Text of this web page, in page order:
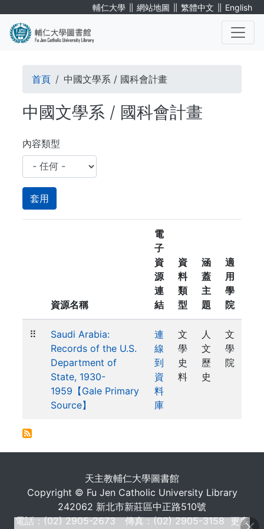
輔仁大學 ∥ 網站地圖 ∥ 繁體中文 ∥ English
導
航
連
結
首頁 中國文學系 / 國科會計畫
中國文學系 / 國科會計畫
內容類型
資源名稱
電
子
資
源
連
結
資
料
類
型
涵
蓋
主
題
適
用
學
院
⠿
Saudi Arabia:
Records of the U.S.
Department of
State, 1930-
1959【Gale Primary
Source】
連
線
到
資
料
庫
文
學
史
料
人
文
歷
史
文
學
院
天主教輔仁大學圖書館
Copyright © Fu Jen Catholic University Library
242062 新北市新莊區中正路510號
電話：(02) 2905-2673 傳真：(02) 2905-3158更多